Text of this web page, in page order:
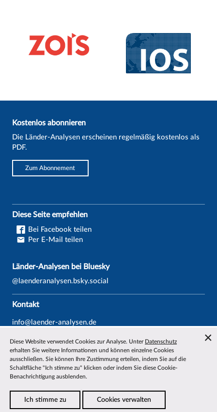
Kostenlos abonnieren
Die Länder-Analysen erscheinen regelmäßig kostenlos als
PDF.
Zum Abonnement
Diese Seite empfehlen
Bei Facebook teilen
Per E-Mail teilen
Länder-Analysen bei Bluesky
@laenderanalysen.bsky.social
Kontakt
info@laender-analysen.de
Fax: 0421/218-69607
Redaktionen
Wissenschaftliche Beiräte
Über die Länder-Analysen
Diese Website verwendet Cookies zur Analyse. Unter Datenschutz
erhalten Sie weitere Informationen und können einzelne Cookies
ausschließen. Sie können Ihre Zustimmung erteilen, indem Sie auf die
Schaltfläche "Ich stimme zu" klicken oder indem Sie diese Cookie-
Benachrichtigung ausblenden.
Ich stimme zu Cookies verwalten